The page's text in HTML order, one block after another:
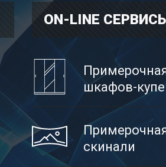
ON-LINE
шкафов-купе
скинали